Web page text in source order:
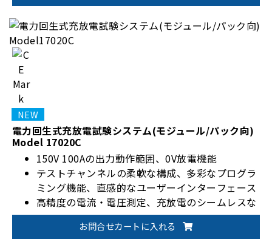
電力回生式充放電試験システム(モジュール/パック向)
Model 17020C
150V 100Aの出力動作範囲、0V放電機能
テストチャンネルの柔軟な構成、多彩なプログラ
ミング機能、直感的なユーザーインターフェース
高精度の電流・電圧測定、充放電のシームレスな
切り替え、安定した途切れのない電流
バッテリーモジュール/パックの設計検証、生産
お問合せカートに入れる